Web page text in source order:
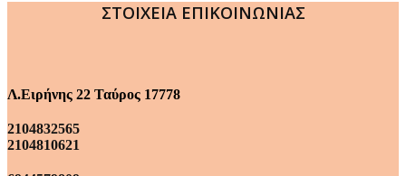
ΣΤΟΙΧΕΙΑ ΕΠΙΚΟΙΝΩΝΙΑΣ
Λ.Ειρήνης 22 Ταύρος 17778
2104832565
2104810621